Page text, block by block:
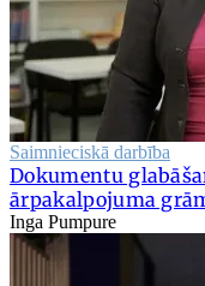
Saimnieciskā darbība
Dokumentu
ārpakalpojuma
Inga Pumpure